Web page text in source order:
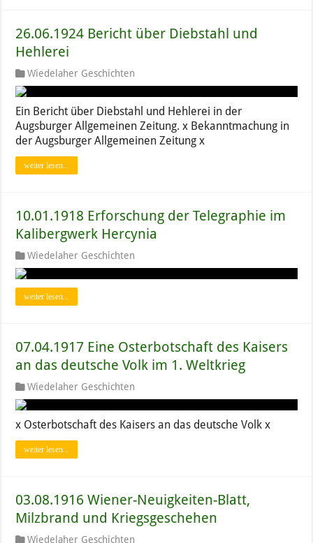
26.06.1924 Bericht über Diebstahl und
Hehlerei
Wiedelaher Geschichten
Ein Bericht über Diebstahl und Hehlerei in der
Augsburger Allgemeinen Zeitung. x Bekanntmachung in
der Augsburger Allgemeinen Zeitung x
weiter lesen...
10.01.1918 Erforschung der Telegraphie im
Kalibergwerk Hercynia
Wiedelaher Geschichten
weiter lesen...
07.04.1917 Eine Osterbotschaft des Kaisers
an das deutsche Volk im 1. Weltkrieg
Wiedelaher Geschichten
x Osterbotschaft des Kaisers an das deutsche Volk x
weiter lesen...
03.08.1916 Wiener-Neuigkeiten-Blatt,
Milzbrand und Kriegsgeschehen
Wiedelaher Geschichten